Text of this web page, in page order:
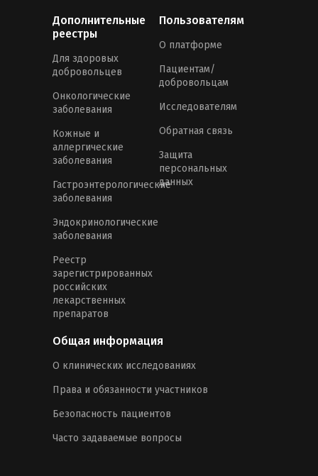
Дополнительные
реестры
Для здоровых
добровольцев
Онкологические
заболевания
Кожные и
аллергические
заболевания
Гастроэнтерологические
заболевания
Эндокринологические
заболевания
Реестр
зарегистрированных
российских
лекарственных
препаратов
Пользователям
О платформе
Пациентам/
добровольцам
Исследователям
Обратная связь
Защита
персональных
данных
Общая информация
О клинических исследованиях
Права и обязанности участников
Безопасность пациентов
Часто задаваемые вопросы